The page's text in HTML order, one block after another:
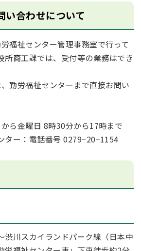
い合わせについて
福祉センター管理事務室で行って
所商工課では、受付等の業務はでき
勤労福祉センターまで直接お問い
ら金曜日 8時30分から17時まで
ター：電話番号 0279−20−1154
渋川スカイランドパーク線（日本中